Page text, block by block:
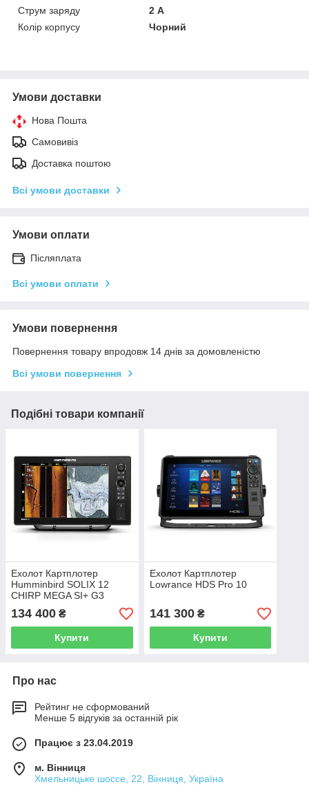
Струм заряду
2 А
Колір корпусу
Чорний
Умови доставки
Нова Пошта
Самовивіз
Доставка поштою
Всі умови доставки
Умови оплати
Післяплата
Всі умови оплати
Умови повернення
Повернення товару впродовж 14 днів за домовленістю
Всі умови повернення
Подібні товари компанії
Ехолот Картплотер
Humminbird SOLIX 12
CHIRP MEGA SI+ G3
134 400 ₴
Купити
Ехолот Картплотер
Lowrance HDS Pro 10
141 300₴
Купити
Про нас
Рейтинг не сформований
Менше 5 відгуків за останній рік
Працює з 23.04.2019
м. Вінниця
Хмельницьке шоссе, 22, Вінниця, Україна